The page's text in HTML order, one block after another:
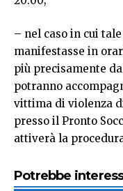
– nel caso in cui
manifestasse in
più precisamente
potranno
vittima di violenza
presso il Pronto
attiverà la
Potrebbe